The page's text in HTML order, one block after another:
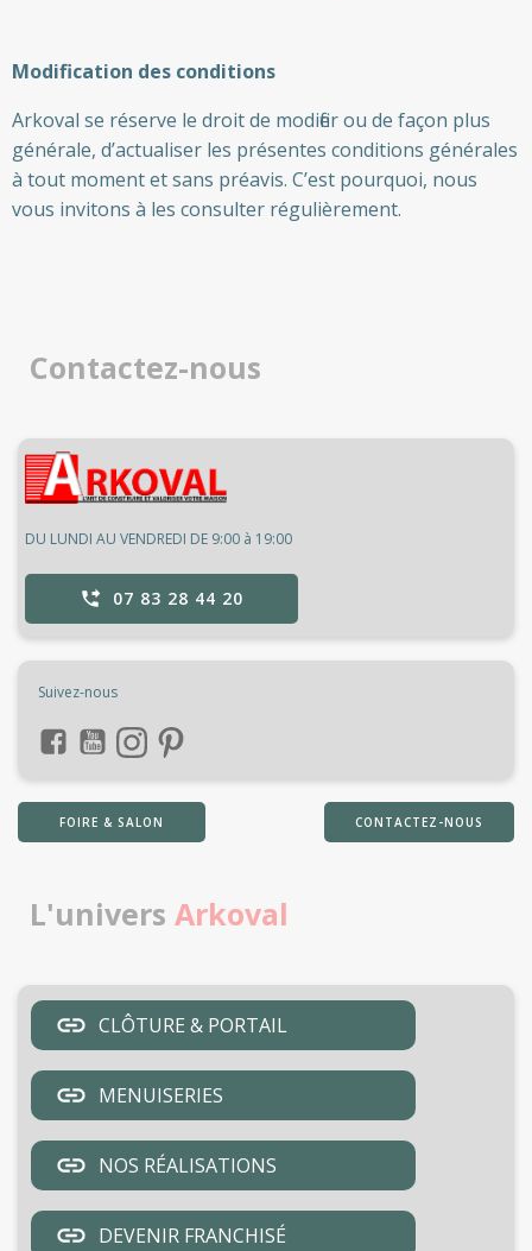
Modification des conditions
Arkoval se réserve le droit de modifier ou de façon plus
générale, d’actualiser les présentes conditions générales
à tout moment et sans préavis. C’est pourquoi, nous
vous invitons à les consulter régulièrement.
Contactez-nous
DU LUNDI AU VENDREDI DE 9:00 à 19:00
07 83 28 44 20
Suivez-nous
FOIRE & SALON CONTACTEZ-NOUS
L'univers Arkoval
CLÔTURE & PORTAIL
MENUISERIES
NOS RÉALISATIONS
DEVENIR FRANCHISÉ